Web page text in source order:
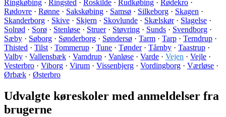
Ringkøbing · Ringsted · Roskilde · Rudkøbing · Rødekro ·
Rødovre · Rønne · Sakskøbing · Samsø · Silkeborg · Skagen ·
Skanderborg · Skive · Skjern · Skovlunde · Skælskør· Slagelse ·
Solrød · Sorø · Stenløse · Struer· Støvring · Sunds · Svendborg ·
Sæby · Søborg · Sønderborg · Søndersø · Tarm · Tarp · Terndrup ·
Thisted · Tilst · Tommerup · Tune · Tønder· Tårnby · Taastrup ·
Valby · Vallensbæk · Vamdrup · Vanløse · Varde · Vejen · Vejle ·
Vesterbro · Viborg · Virum · Vissenbjerg · Vordingborg · Værløse ·
Ørbæk · Østerbro
Udvalgte køreskoler med anmeldelser fra
brugerne